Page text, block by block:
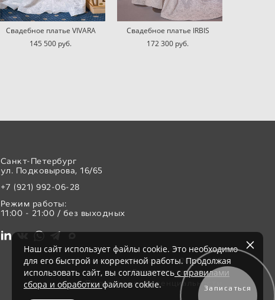
Свадебное платье VIVARA
145 500 pуб.
Свадебное платье IRBIS
172 300 pуб.
Санкт-Петербург
ул. Подковырова, 16/65
+7 (921) 992-06-28
Режим работы:
11:00 - 21:00 / без выходных
Свадебный салон «Аврора» © 2017-2026
Все права защищены
Политика конфиденциальности
Наш сайт использует файлы cookie. Это необходимо
для его быстрой и корректной работы. Продолжая
использовать сайт, вы соглашаетесь с правилами
сбора и обработки файлов cokkie.
Записаться